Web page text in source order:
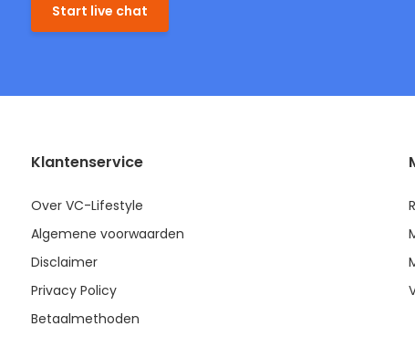
Start live chat
Klantenservice
Over VC-Lifestyle
Algemene voorwaarden
Disclaimer
Privacy Policy
Betaalmethoden